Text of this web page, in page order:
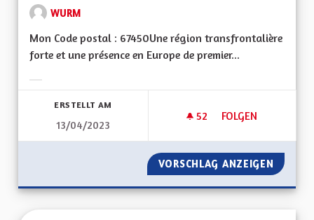
WURM
Mon Code postal : 67450Une région transfrontalière
forte et une présence en Europe de premier...
ERSTELLT AM
13/04/2023
52 52 FOLLOWER
FOLGEN
UNE RÉGION
VORSCHLAG ANZEIGEN UNE